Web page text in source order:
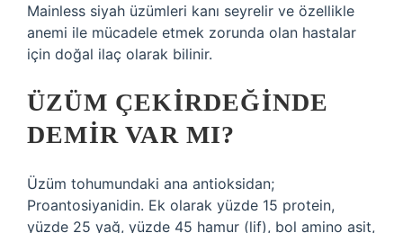
Mainless siyah üzümleri kanı seyrelir ve özellikle
anemi ile mücadele etmek zorunda olan hastalar
için doğal ilaç olarak bilinir.
ÜZÜM ÇEKIRDEĞINDE
DEMIR VAR MI?
Üzüm tohumundaki ana antioksidan;
Proantosiyanidin. Ek olarak yüzde 15 protein,
yüzde 25 yağ, yüzde 45 hamur (lif), bol amino asit,